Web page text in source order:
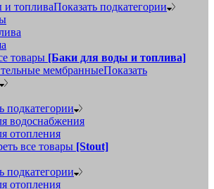
и топливаПоказать подкатегории
товары [Баки для воды и топлива]
мембранныеПоказать
подкатегории
водоснабжения
отопления
все товары [Stout]
подкатегории
отопления